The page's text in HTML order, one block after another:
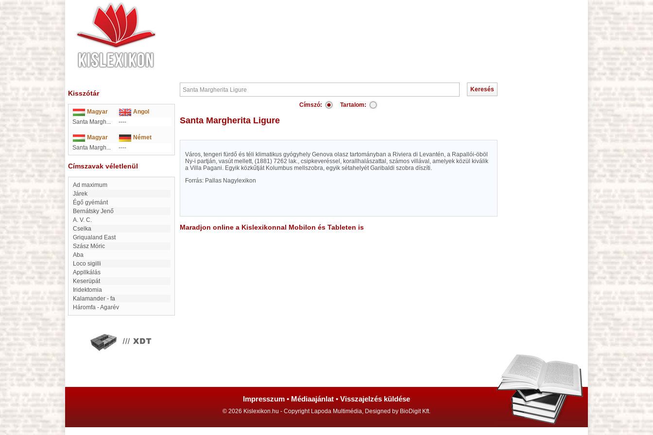
Kisszótár
Magyar
Angol
Santa Margh...
----
Magyar
Német
Santa Margh...
----
Címszavak véletlenül
ad maximum
Járek
Égő gyémánt
Bernátsky Jenő
A. V. C.
Cselka
Griqualand East
Szász Móric
Aba
Loco sigilli
appllkálás
Keserüpát
Iridektomia
Kalamander - fa
Háromfa - Agarév
Címszó: Tartalom:
Santa Margherita Ligure
Város, tengeri fürdő és téli klimatikus gyógyhely Genova olasz tartományban a Riviera di Levantén, a Rapallói-öböl
Ny-i partján, vasút mellett, (1881) 7262 lak., csipkeveréssel, korallhalászattal, számos villával, amelyek közül kiválik
a Villa Pagani. Egyik közkűtját Kolumbus mellszobra, egyik sétahelyét Garibaldi szobra díszíti.
Forrás: Pallas Nagylexikon
Maradjon online a Kislexikonnal Mobilon és Tableten is
Impresszum • Médiaajánlat • Visszajelzés küldése
© 2026 Kislexikon.hu - Copyright Lapoda Multimédia, Designed by BioDigit Kft.